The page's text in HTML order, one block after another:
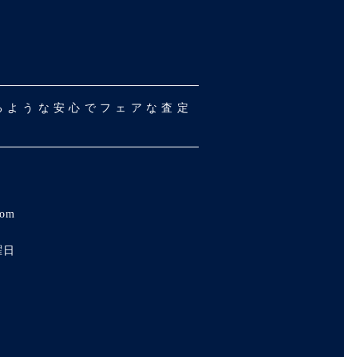
うな安心でフェアな査定